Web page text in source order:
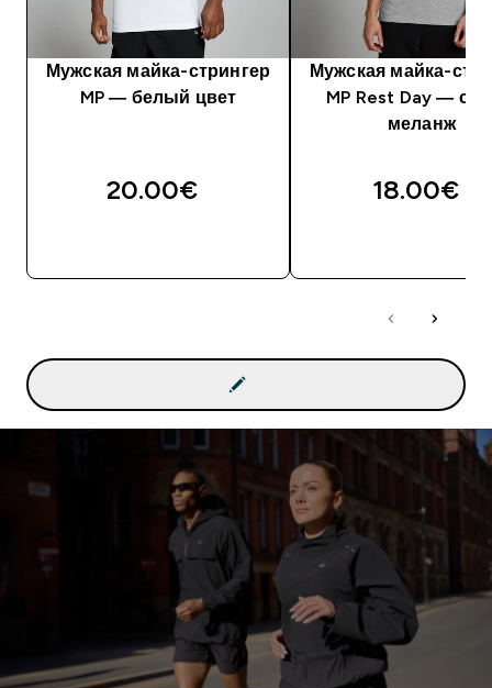
Мужская майка-стрингер
MP — белый цвет
20.00€‎
Мужская майка-
MP Rest Day —
меланж
18.00€‎